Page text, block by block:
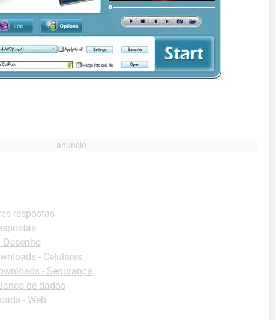
respostas
Desenho
- Celulares
- Segurança
de dados
- Web